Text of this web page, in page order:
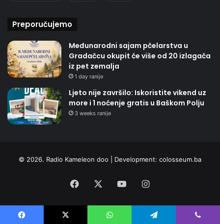
Preporučujemo
Međunarodni sajam pčelarstva u
Gradačcu okupit će više od 20 izlagača
iz pet zemalja
1 day ranije
Ljeto nije završilo: Iskoristite vikend uz
more i 1 noćenje gratis u Baškom Polju
3 weeks ranije
© 2026. Radio Kameleon doo | Development: colosseum.ba
Facebook YouTubeInstagram